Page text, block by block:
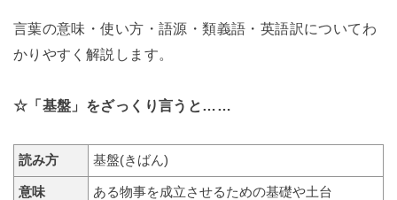
言葉の意味・使い方・語源・類義語・英語訳についてわ
かりやすく解説します。
☆「基盤」をざっくり言うと……
読み方 基盤(きばん)
意味 ある物事を成立させるための基礎や土台